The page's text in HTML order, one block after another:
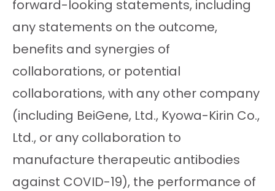
forward-looking statements, including
any statements on the outcome,
benefits and synergies of
collaborations, or potential
collaborations, with any other company
(including BeiGene, Ltd., Kyowa-Kirin Co.,
Ltd., or any collaboration to
manufacture therapeutic antibodies
against COVID-19), the performance of